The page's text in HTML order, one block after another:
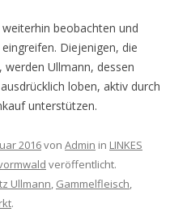
beobachten und
Diejenigen, die
werden Ullmann, dessen
loben, aktiv durch
unterstützen.
2016von Admin in LINKES
veröffentlicht.
Ullmann, Gammelfleisch,
.